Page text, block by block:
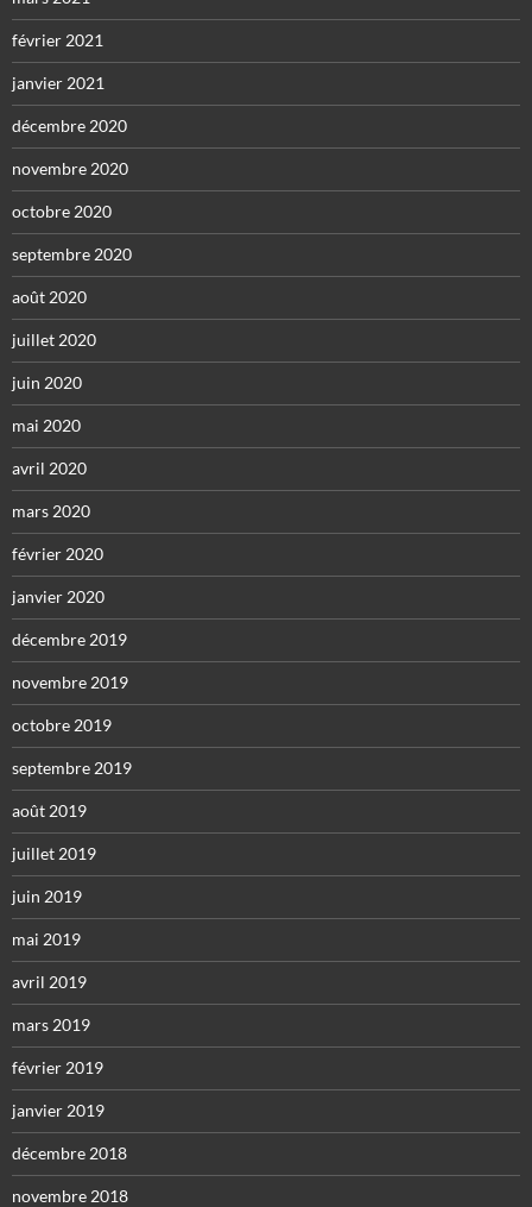
février 2021
janvier 2021
décembre 2020
novembre 2020
octobre 2020
septembre 2020
août 2020
juillet 2020
juin 2020
mai 2020
avril 2020
mars 2020
février 2020
janvier 2020
décembre 2019
novembre 2019
octobre 2019
septembre 2019
août 2019
juillet 2019
juin 2019
mai 2019
avril 2019
mars 2019
février 2019
janvier 2019
décembre 2018
novembre 2018